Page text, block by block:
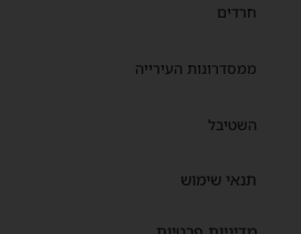
חרדים
ממסדרונות העירייה
השטיבל
תנאי שימוש